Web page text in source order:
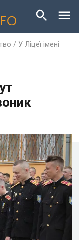
/ У Ліцеї імені